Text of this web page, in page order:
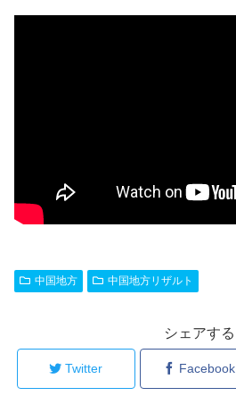
中国地方 中国地方リザルト
シェアする
Twitter Facebook